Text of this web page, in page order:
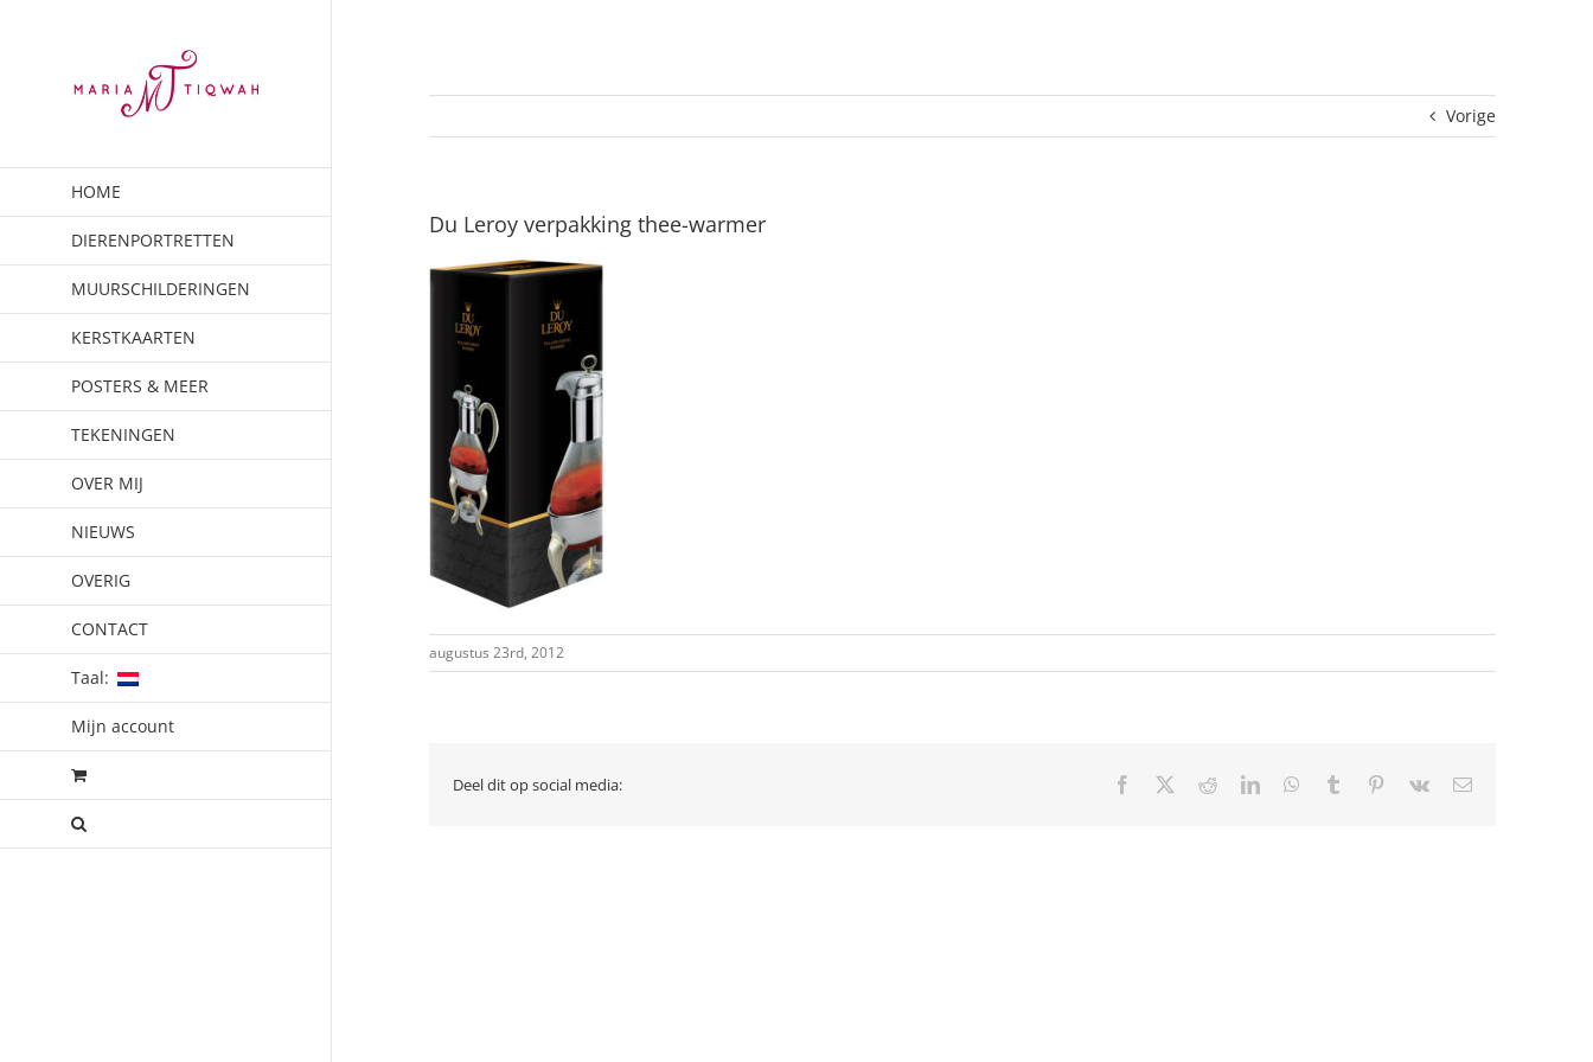
HOME
DIERENPORTRETTEN
MUURSCHILDERINGEN
KERSTKAARTEN
POSTERS & MEER
TEKENINGEN
OVER MIJ
NIEUWS
OVERIG
CONTACT
Taal:
Mijn account
Vorige
Du Leroy verpakking thee-warmer
augustus 23rd, 2012
Deel dit op social media: Facebook RedditLinkedInWhatsApp
Tumblr Pinterest
Vk
E-